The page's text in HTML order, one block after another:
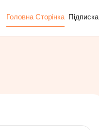
Головна Сторінка Підписка